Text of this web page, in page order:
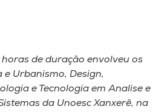
de duração envolveu os
Urbanismo, Design,
e Tecnologia em Analise e
da Unoesc Xanxerê, na